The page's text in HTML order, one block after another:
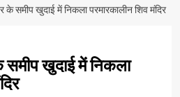
के समीप खुदाई में निकला परमारकालीन शिव मंदिर
समीप खुदाई में निकला